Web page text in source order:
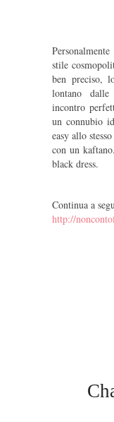
stile
ben preciso,
lontano
incontro
un connubio
easy allo
con un
black dress.
Continua a
http://